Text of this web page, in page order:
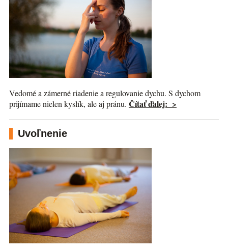
Vedomé a zámerné riadenie a regulovanie dychu. S dychom
prijímame nielen kyslík, ale aj pránu. Čítať ďalej: >
Uvoľnenie